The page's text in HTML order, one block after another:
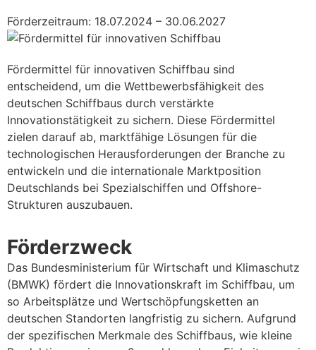
Förderzeitraum: 18.07.2024 – 30.06.2027
Fördermittel für innovativen Schiffbau sind
entscheidend, um die Wettbewerbsfähigkeit des
deutschen Schiffbaus durch verstärkte
Innovationstätigkeit zu sichern. Diese Fördermittel
zielen darauf ab, marktfähige Lösungen für die
technologischen Herausforderungen der Branche zu
entwickeln und die internationale Marktposition
Deutschlands bei Spezialschiffen und Offshore-
Strukturen auszubauen.
Förderzweck
Das Bundesministerium für Wirtschaft und Klimaschutz
(BMWK) fördert die Innovationskraft im Schiffbau, um
so Arbeitsplätze und Wertschöpfungsketten an
deutschen Standorten langfristig zu sichern. Aufgrund
der spezifischen Merkmale des Schiffbaus, wie kleine